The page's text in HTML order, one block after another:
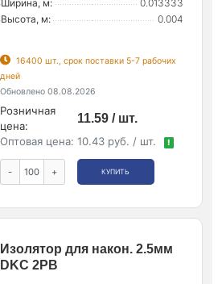
Ширина, м:
0.013333
Высота, м:
0.004
16400 шт., срок поставки 5-7 рабочих
дней
Обновлено 08.08.2026
Розничная
цена:
11.59 / шт.
Оптовая цена: 10.43 руб. / шт. !
- + КУПИТЬ
Изолятор для након. 2.5мм
DKC 2PB